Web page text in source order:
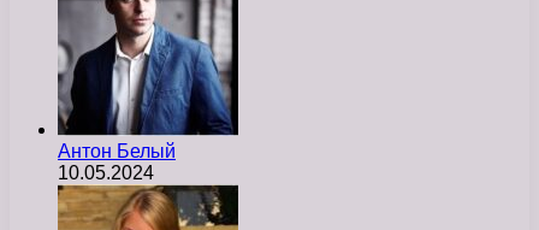
Антон Белый
10.05.2024